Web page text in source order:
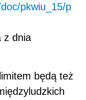
pkwiu_15/p
z dnia
będą też